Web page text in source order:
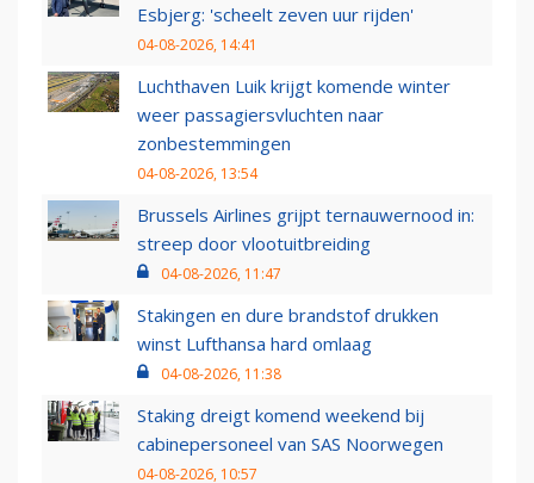
Esbjerg: 'scheelt zeven uur rijden'
04-08-2026, 14:41
Luchthaven Luik krijgt komende winter
weer passagiersvluchten naar
zonbestemmingen
04-08-2026, 13:54
Brussels Airlines grijpt ternauwernood in:
streep door vlootuitbreiding
04-08-2026, 11:47
Stakingen en dure brandstof drukken
winst Lufthansa hard omlaag
04-08-2026, 11:38
Staking dreigt komend weekend bij
cabinepersoneel van SAS Noorwegen
04-08-2026, 10:57